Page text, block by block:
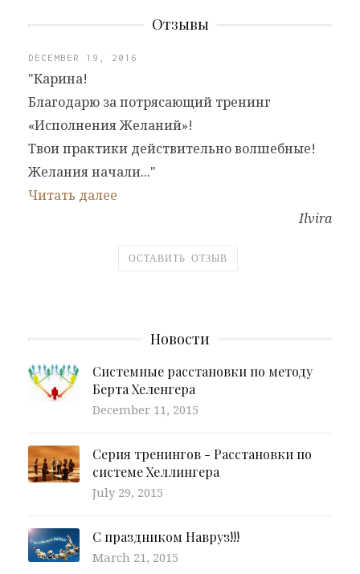
Отзывы
DECEMBER 19, 2016
"Карина!
Благодарю за потрясающий тренинг
«Исполнения Желаний»!
Твои практики действительно волшебные!
Желания начали..."
Читать далее
Ilvira
ОСТАВИТЬ ОТЗЫВ
Новости
Системные расстановки по методу
Берта Хеленгера
December 11, 2015
Серия тренингов - Расстановки по
системе Хеллингера
July 29, 2015
С праздником Навруз!!!
March 21, 2015